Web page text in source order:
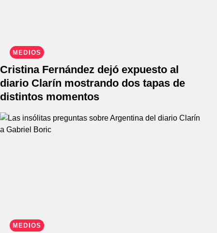
MEDIOS
Cristina Fernández dejó expuesto al
diario Clarín mostrando dos tapas de
distintos momentos
MEDIOS